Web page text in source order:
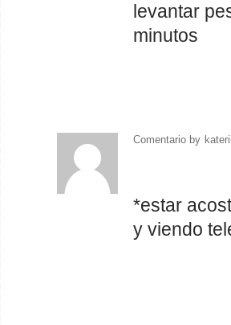
levantar
minutos
Comentario by
*estar
y viendo